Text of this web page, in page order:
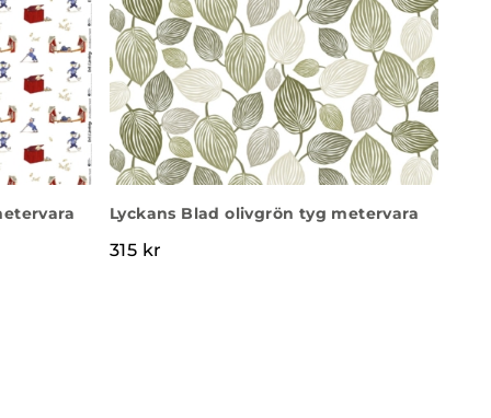
Lyckans Blad olivgrön tyg metervara
315 kr